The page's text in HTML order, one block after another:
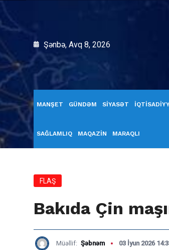
Şənbə, Avq 8, 2026
MANŞET GÜNDƏM SİYASƏT
SAĞLAMLIQ MAQAZİN MARAQLI
FLAŞ
Bakıda Çin
Müəllif: Şəbnəm 03 İyun 2026